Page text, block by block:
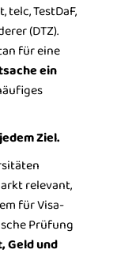
TestDaF,
(DTZ).
für eine
ein
Ziel.
relevant,
für Visa-
Prüfung
Geld und